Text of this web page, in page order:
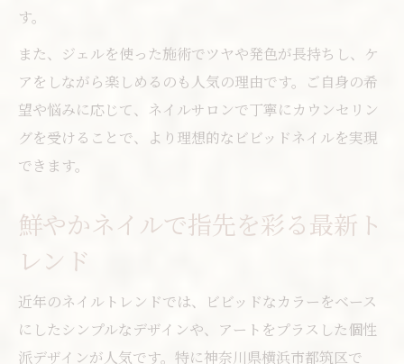
仕事や家事に合うネイル提案のヒント
長持ちネイルで快適な指先をキープ
悩み別で探すビビッドネイル活用術
派手すぎないネイル選びの実践ポイント
サロンで相談できるネイルの悩みまとめ
ビビッド系ネイルを日常で楽しむコツ
日常に馴染むビビッドネイルの工夫術
す。
また、ジェルを使った施術でツヤや発色が長持ちし、ケ
アをしながら楽しめるのも人気の理由です。ご自身の希
望や悩みに応じて、ネイルサロンで丁寧にカウンセリン
グを受けることで、より理想的なビビッドネイルを実現
できます。
鮮やかネイルで指先を彩る最新ト
レンド
近年のネイルトレンドでは、ビビッドなカラーをベース
にしたシンプルなデザインや、アートをプラスした個性
派デザインが人気です。特に神奈川県横浜市都筑区で